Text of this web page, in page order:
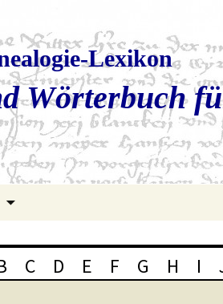
Lexikon
Wörterbuch
C D E F G H I